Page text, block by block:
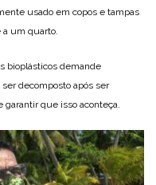
usado em copos e tampas
a um quarto.
bioplásticos demande
decomposto após ser
garantir que isso aconteça.